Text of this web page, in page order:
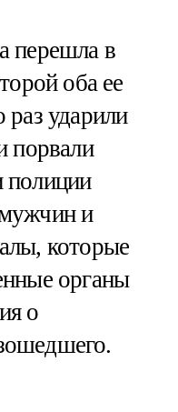
перешла в
оба ее
раз ударили
порвали
полиции
и
которые
органы
о